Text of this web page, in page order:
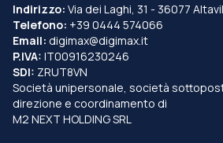
Indirizzo: Via dei Laghi, 31 - 36077
Telefono: +39 0444 574066
Email: digimax@digimax.it
P.IVA: IT00916230246
SDI: ZRUT8VN
Società unipersonale, società
direzione e coordinamento di
M2 NEXT HOLDING SRL